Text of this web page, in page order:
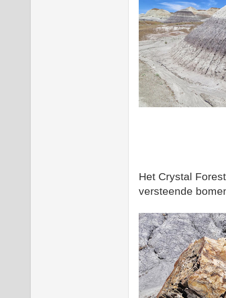
Het Crystal
versteende